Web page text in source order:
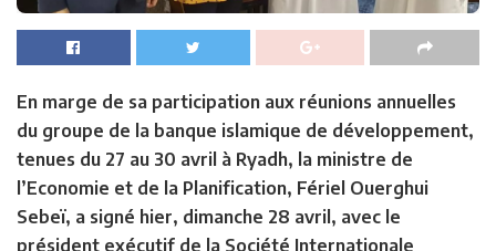
En marge de sa participation aux réunions annuelles
du groupe de la banque islamique de développement,
tenues du 27 au 30 avril à Ryadh, la ministre de
l’Economie et de la Planification, Fériel Ouerghui
Sebeï, a signé hier, dimanche 28 avril, avec le
président exécutif de la Société Internationale